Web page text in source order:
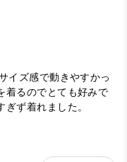
イズ感で動きやすかっ
着るのでとても好みで
ず着れました。